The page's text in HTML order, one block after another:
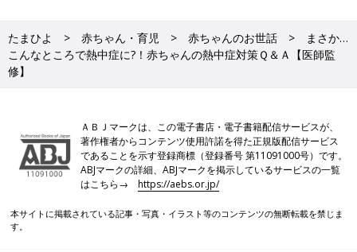
たまひよ 赤ちゃん・育児 赤ちゃんのお世話
まさか…
こんなところで熱中症に?！赤ちゃんの熱中症対策Ｑ＆Ａ【医師監
修】
ＡＢＪマークは、この電子書店・電子書籍配信サービスが、
著作権者からコンテンツ使用許諾を得た正規版配信サービス
であることを示す登録商標（登録番号 第11091000号）です。
ABJマークの詳細、ABJマークを掲示しているサービスの一覧
はこちら→https://aebs.or.jp/
本サイトに掲載されている記事・写真・イラスト等のコンテンツの無断転載を禁じま
す。